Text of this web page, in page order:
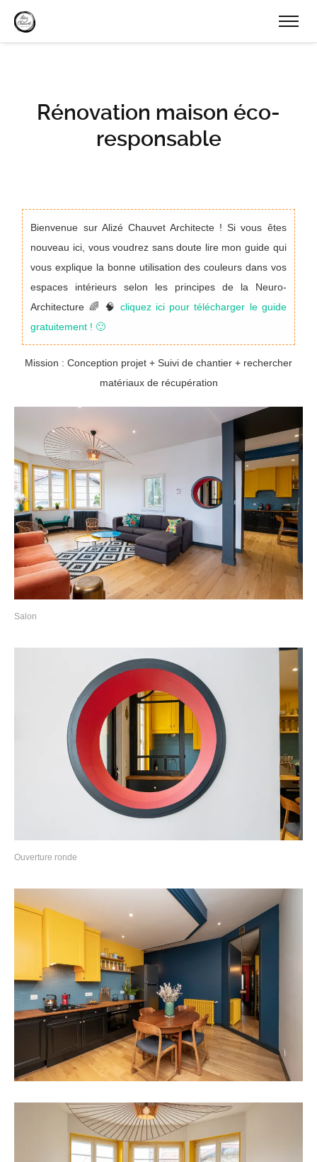
Rénovation maison éco-
responsable
Bienvenue sur Alizé Chauvet Architecte ! Si vous êtes
nouveau ici, vous voudrez sans doute lire mon guide qui
vous explique la bonne utilisation des couleurs dans vos
espaces intérieurs selon les principes de la Neuro-
Architecture 🌈 🧠 cliquez ici pour télécharger le guide
gratuitement ! 🙂
Mission : Conception projet + Suivi de chantier + rechercher
matériaux de récupération
Salon
Ouverture ronde